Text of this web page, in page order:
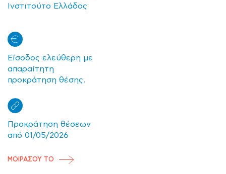
Ινστιτούτο Ελλάδος
Είσοδος ελεύθερη με
απαραίτητη
προκράτηση θέσης.
Προκράτηση θέσεων
από 01/05/2026
ΜΟΙΡΑΣΟΥ ΤΟ